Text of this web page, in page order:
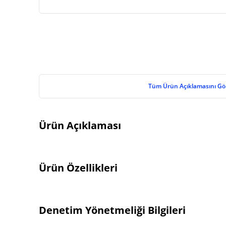
Tüm Ürün Açıklamasını
Ürün Açıklaması
Ürün Özellikleri
Denetim Yönetmeliği Bilgileri